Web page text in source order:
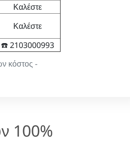
κόστος -
Καλέστε
Καλέστε
☎️ 2103000993
100%